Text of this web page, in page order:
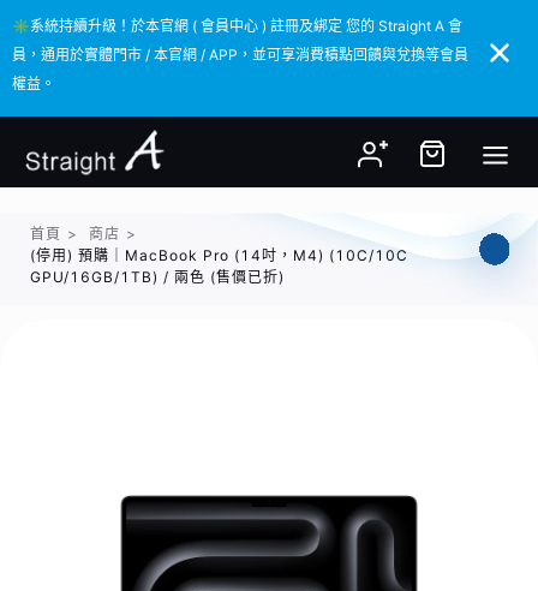
✳️系統持續升級！於本官網 ( 會員中心 ) 註冊及綁定 您的 Straight A 會
員，通用於實體門市 / 本官網 / APP，並可享消費積點回饋與兌換等會員
權益。
✳️系統持續升級！於本官網 ( 會員中心 ) 註冊及綁定 您的 Straight A 會
員，通用於實體門市 / 本官網 / APP，並可享消費積點回饋與兌換等會員
權益。
首頁 > 商店 >
(停用) 預購｜MacBook Pro (14吋，M4) (10C/10C
GPU/16GB/1TB) / 兩色 (售價已折)